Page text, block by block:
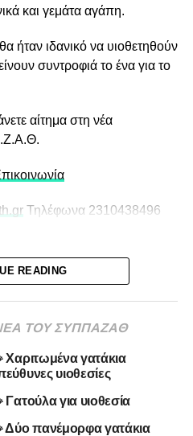
και γεμάτα αγάπη.
ήταν ιδανικό να υιοθετηθούν
συντροφιά το ένα για το
αίτημα στη νέα
Τηλέφωνα 2310438496
READING
ΤΟΥ ΣΥΠΠΑΖΑΘ
Χαριτωμένα γατάκια
υιοθεσίες
Γατούλα για υιοθεσία
Δύο πανέμορφα γατάκια